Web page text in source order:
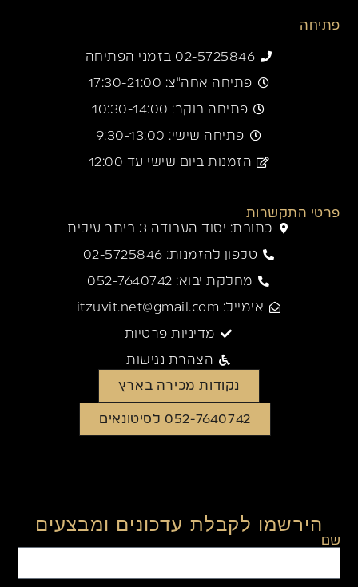
פתיחה
02-5725846 בזמני הפתיחה
פתיחה אחה"צ: 17:30-21:00
פתיחה בוקר: 10:30-14:00
פתיחה שישי: 9:30-13:00
הזמנות ביום שישי עד 12:00
פרטי התקשרות
כתובת: יסוד העבודה 3 ביתר עילית
טלפון להזמנות: 02-5725846
מחלקת יבוא: 052-7640742
אימייל: itzuvit.net@gmail.com
מדיניות פרטיות
הצהרת נגישות
נקודות מכירה בארץ
052-7640742 לסיטונאים
הירשמו לקבלת עדכונים ומבצעים
שם